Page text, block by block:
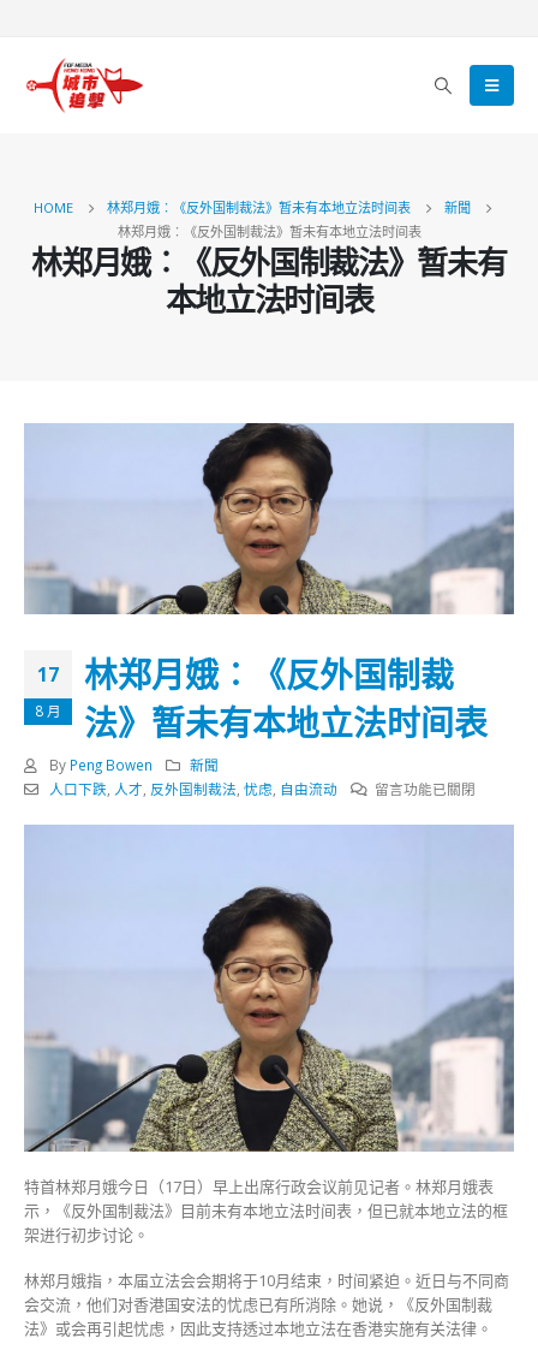
HOME 林郑月娥︰《反外国制裁法》暂未有本地立法时间表
新聞
林郑月娥︰《反外国制裁法》暂未有本地立法时间表
林郑月娥︰《反外国制裁法》暂未有
本地立法时间表
17
8 月
林郑月娥︰《反外国制裁
法》暂未有本地立法时间表
By Peng Bowen
新聞
人口下跌, 人才, 反外国制裁法, 忧虑, 自由流动
在
法》
暂
未
有
本
立
法
间
表〉
中
留言功能已關閉
特首林郑月娥今日（17日）早上出席行政会议前见记者。林郑月娥表
示，《反外国制裁法》目前未有本地立法时间表，但已就本地立法的框
架进行初步讨论。
林郑月娥指，本届立法会会期将于10月结束，时间紧迫。近日与不同商
会交流，他们对香港国安法的忧虑已有所消除。她说，《反外国制裁
法》或会再引起忧虑，因此支持透过本地立法在香港实施有关法律。